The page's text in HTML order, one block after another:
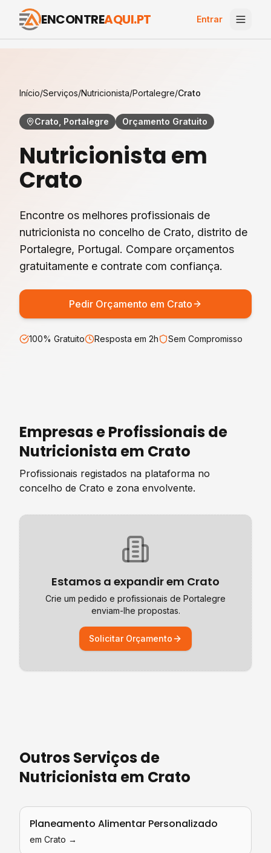
ENCONTREAQUI.PT Entrar
Início/Serviços/Nutricionista/Portalegre/Crato
Crato, Portalegre Orçamento Gratuito
Nutricionistaem
Crato
Encontre os melhores profissionais de
nutricionista no concelho de Crato, distrito de
Portalegre, Portugal. Compare orçamentos
gratuitamente e contrate com confiança.
Pedir Orçamento em Crato
100% Gratuito Resposta em 2h Sem Compromisso
Empresas e Profissionais de
Nutricionista em Crato
Profissionais registados na plataforma no
concelho de Crato e zona envolvente.
Estamos a expandir em Crato
Crie um pedido e profissionais de Portalegre
enviam-lhe propostas.
Solicitar Orçamento
Outros Serviços de
Nutricionista em Crato
Planeamento Alimentar Personalizado
em Crato →